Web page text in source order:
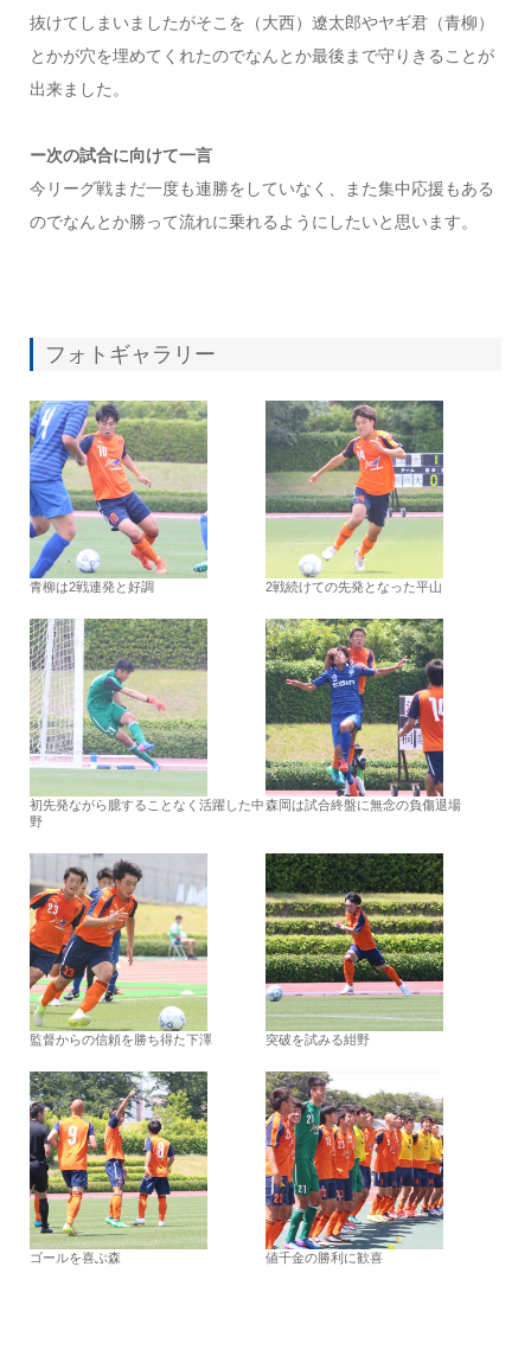
抜けてしまいましたがそこを（大西）遼太郎やヤギ君（青柳）
とかが穴を埋めてくれたのでなんとか最後まで守りきることが
出来ました。
ー次の試合に向けて一言
今リーグ戦まだ一度も連勝をしていなく、また集中応援もある
のでなんとか勝って流れに乗れるようにしたいと思います。
フォトギャラリー
青柳は2戦連発と好調 2戦続けての先発となった平山
初先発ながら臆することなく活躍した中
野
森岡は試合終盤に無念の負傷退場
監督からの信頼を勝ち得た下澤 突破を試みる紺野
ゴールを喜ぶ森 値千金の勝利に歓喜